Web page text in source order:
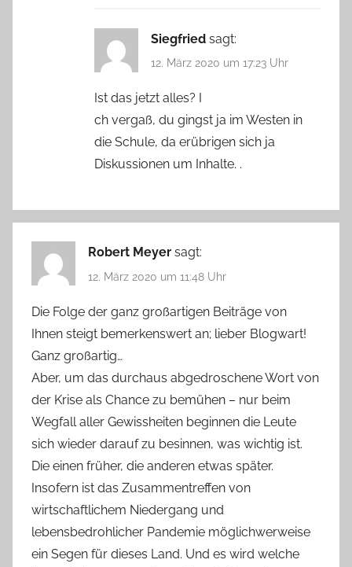
Siegfried sagt:
12. März 2020 um 17:23 Uhr
Ist das jetzt alles? I
ch vergaß, du gingst ja im Westen in
die Schule, da erübrigen sich ja
Diskussionen um Inhalte. .
Robert Meyer sagt:
12. März 2020 um 11:48 Uhr
Die Folge der ganz großartigen Beiträge von
Ihnen steigt bemerkenswert an; lieber Blogwart!
Ganz großartig…
Aber, um das durchaus abgedroschene Wort von
der Krise als Chance zu bemühen – nur beim
Wegfall aller Gewissheiten beginnen die Leute
sich wieder darauf zu besinnen, was wichtig ist.
Die einen früher, die anderen etwas später.
Insofern ist das Zusammentreffen von
wirtschaftlichem Niedergang und
lebensbedrohlicher Pandemie möglichwerweise
ein Segen für dieses Land. Und es wird welche